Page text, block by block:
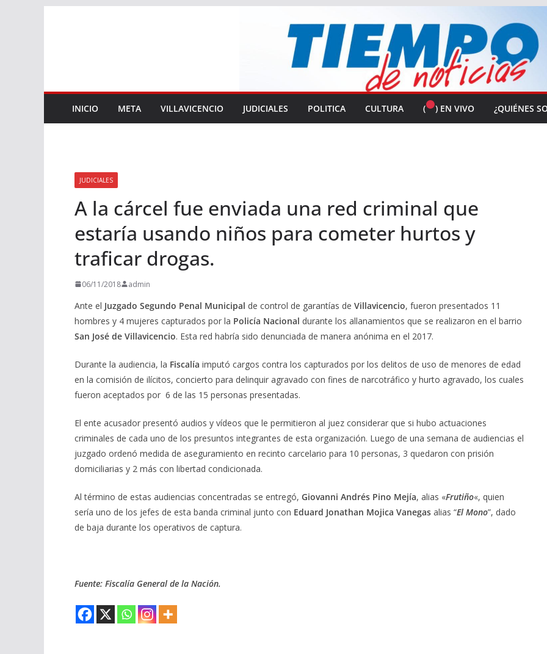
INICIO META VILLAVICENCIO JUDICIALES POLITICA CULTURA ( ) EN VIVO ¿QUIÉNES
JUDICIALES
A la cárcel fue enviada una red criminal que
estaría usando niños para cometer hurtos y
traficar drogas.
06/11/2018 admin
Ante el Juzgado Segundo Penal Municipal de control de garantías de Villavicencio, fueron presentados 11
hombres y 4 mujeres capturados por la Policía Nacional durante los allanamientos que se realizaron en el barrio
San José de Villavicencio. Esta red habría sido denunciada de manera anónima en el 2017.
Durante la audiencia, la Fiscalía imputó cargos contra los capturados por los delitos de uso de menores de edad
en la comisión de ilícitos, concierto para delinquir agravado con fines de narcotráfico y hurto agravado, los cuales
fueron aceptados por 6 de las 15 personas presentadas.
El ente acusador presentó audios y vídeos que le permitieron al juez considerar que si hubo actuaciones
criminales de cada uno de los presuntos integrantes de esta organización. Luego de una semana de audiencias el
juzgado ordenó medida de aseguramiento en recinto carcelario para 10 personas, 3 quedaron con prisión
domiciliarias y 2 más con libertad condicionada.
Al término de estas audiencias concentradas se entregó, Giovanni Andrés Pino Mejía, alias «Frutiño«, quien
sería uno de los jefes de esta banda criminal junto con Eduard Jonathan Mojica Vanegas alias “El Mono”, dado
de baja durante los operativos de captura.
Fuente: Fiscalía General de la Nación.